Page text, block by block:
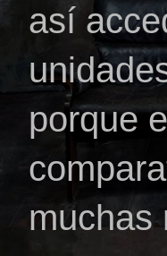
así
porque
muchas